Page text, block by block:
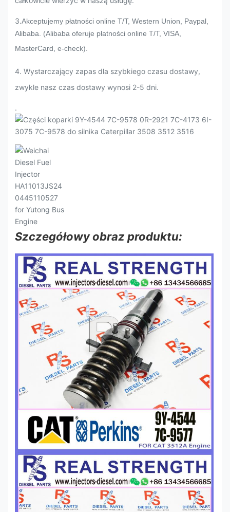
3.Akceptujemy płatności online T/T, Western Union, Paypal,
Alibaba. (Alibaba oferuje płatności online T/T, VISA,
MasterCard, e-check).
4. Wystarczający zapas dla szybkiego czasu dostawy,
zwykle nasz czas dostawy wynosi 2-5 dni.
.
Szczegółowy obraz produktu: